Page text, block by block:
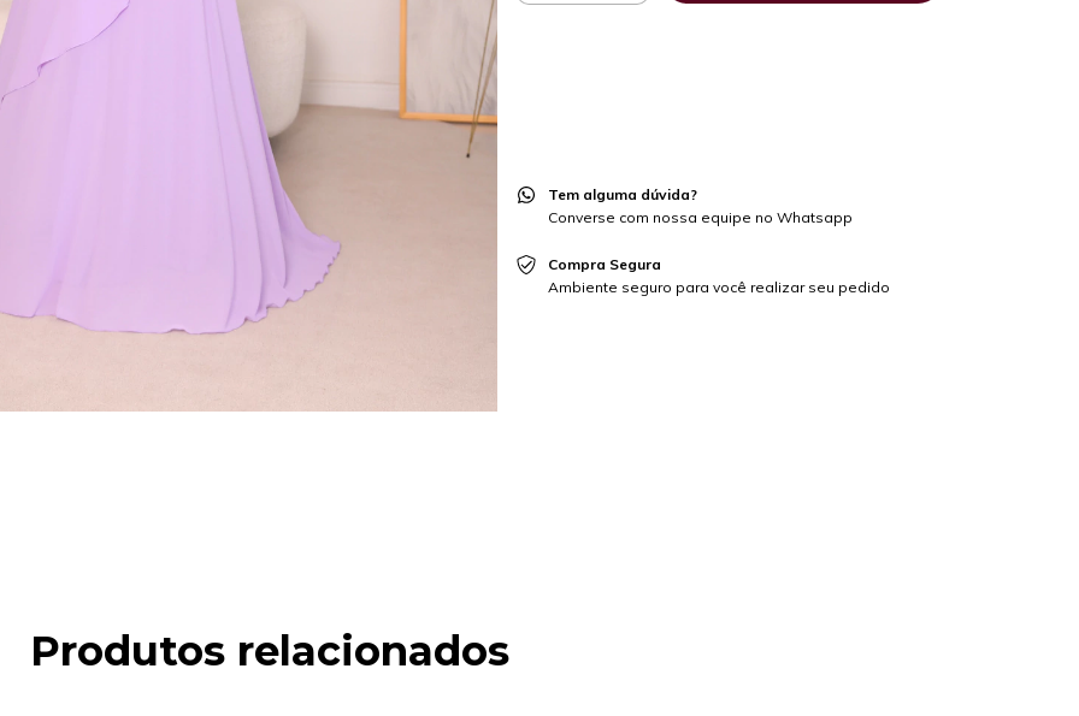
Tem alguma dúvida?
Converse com nossa equipe no Whatsapp
Compra Segura
Ambiente seguro para você realizar seu pedido
Produtos relacionados